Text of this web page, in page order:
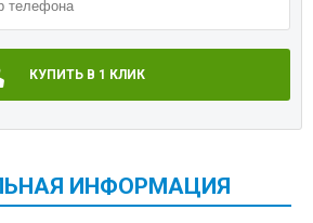
КУПИТЬ В 1 КЛИК
ИНФОРМАЦИЯ